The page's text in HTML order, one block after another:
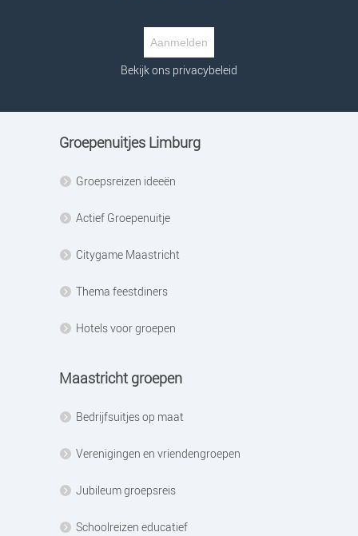
Bekijk ons privacybeleid
Groepenuitjes Limburg
Groepsreizen ideeën
Actief Groepenuitje
Citygame Maastricht
Thema feestdiners
Hotels voor groepen
Maastricht groepen
Bedrijfsuitjes op maat
Verenigingen en vriendengroepen
Jubileum groepsreis
Schoolreizen educatief